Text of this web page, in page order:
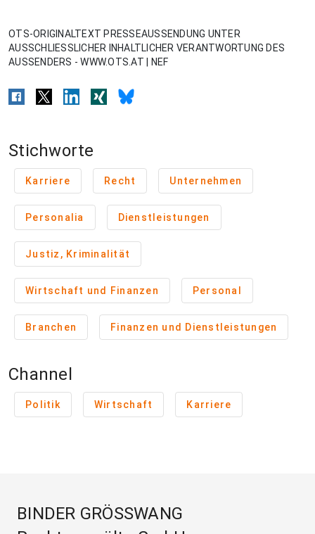
OTS-ORIGINALTEXT PRESSEAUSSENDUNG UNTER
AUSSCHLIESSLICHER INHALTLICHER VERANTWORTUNG DES
AUSSENDERS - WWW.OTS.AT | NEF
Stichworte
Karriere Recht Unternehmen
Personalia Dienstleistungen
Justiz, Kriminalität
Wirtschaft und Finanzen Personal
Branchen Finanzen und Dienstleistungen
Channel
Politik Wirtschaft Karriere
BINDER GRÖSSWANG